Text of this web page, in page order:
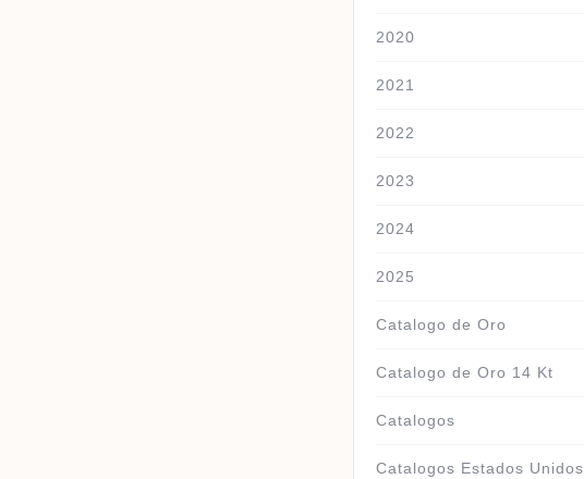
2020
2021
2022
2023
2024
2025
Catalogo de Oro
Catalogo de Oro 14 Kt
Catalogos
Catalogos Estados Unidos